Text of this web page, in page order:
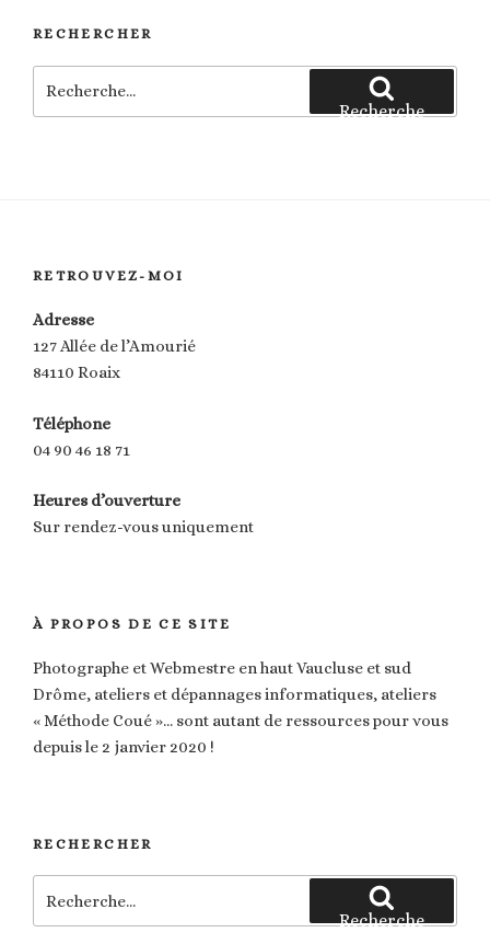
RECHERCHER
Recherche
RETROUVEZ-MOI
Adresse
127 Allée de l’Amourié
84110 Roaix
Téléphone
04 90 46 18 71
Heures d’ouverture
Sur rendez-vous uniquement
À PROPOS DE CE SITE
Photographe et Webmestre en haut Vaucluse et sud
Drôme, ateliers et dépannages informatiques, ateliers
« Méthode Coué »… sont autant de ressources pour vous
depuis le 2 janvier 2020 !
RECHERCHER
pour
Recherche